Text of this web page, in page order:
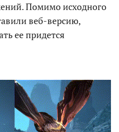
Помимо исходного
веб-версию,
ее придется